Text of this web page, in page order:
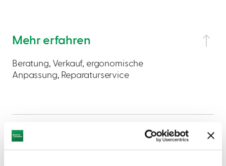
Mehr erfahren
Beratung, Verkauf, ergonomische
Anpassung, Reparaturservice